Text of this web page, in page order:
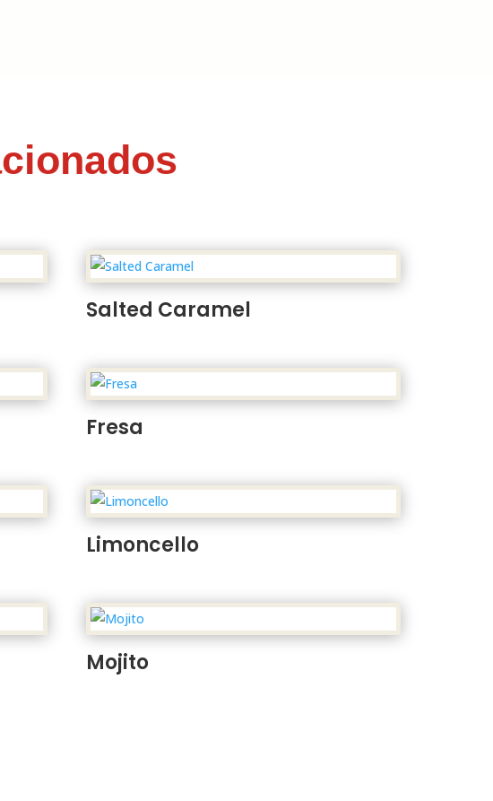
Salted Caramel
Fresa
Limoncello
Mojito